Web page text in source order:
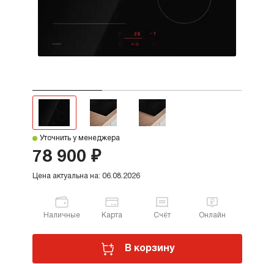
Уточнить у менеджера
Цена актуальна на: 06.08.2026
78 900 ₽
Наличные Карта Счёт Онлайн
В корзину